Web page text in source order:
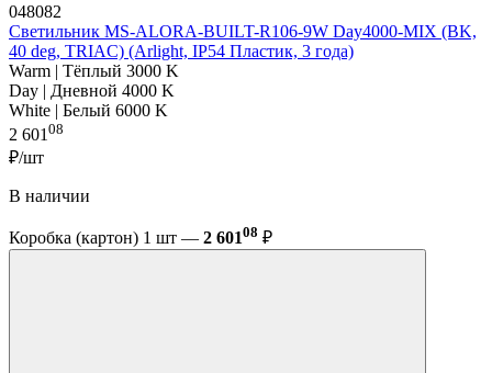
048082
Светильник MS-ALORA-BUILT-R106-9W Day4000-MIX (BK,
40 deg, TRIAC) (Arlight, IP54 Пластик, 3 года)
Warm | Тёплый 3000 K
Day | Дневной 4000 K
White | Белый 6000 K
2 601 08
₽/шт
В наличии
Коробка (картон) 1 шт — 2 60108 ₽